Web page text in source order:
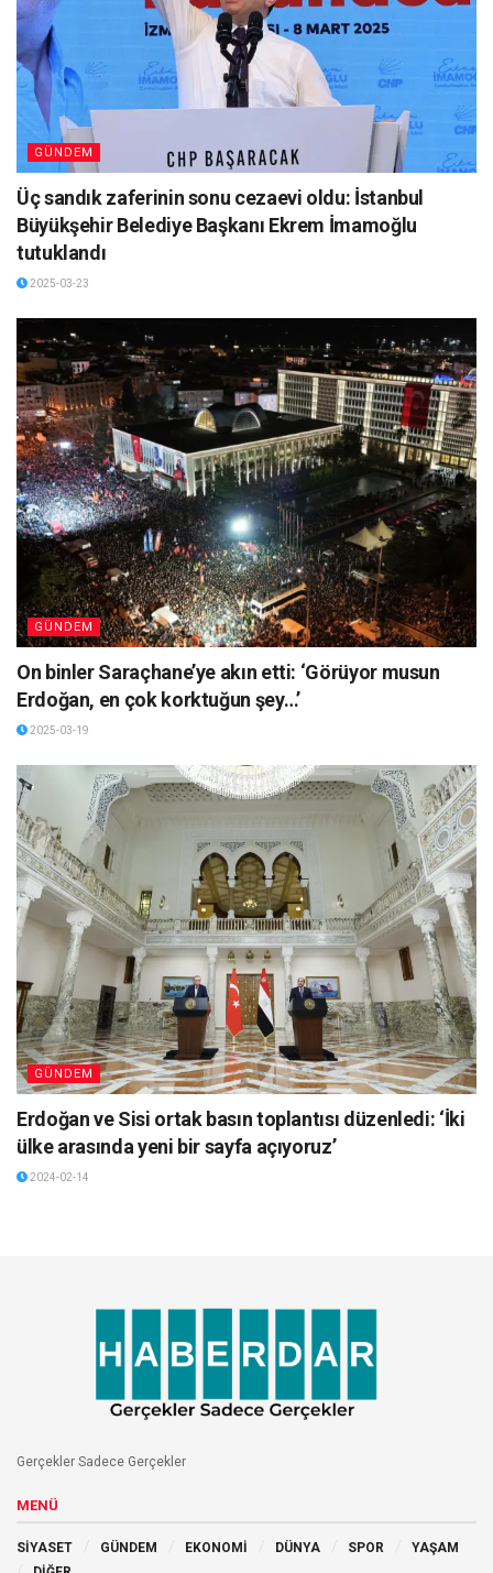
GÜNDEM
Üç sandık zaferinin sonu cezaevi oldu: İstanbul
Büyükşehir Belediye Başkanı Ekrem İmamoğlu
tutuklandı
2025-03-23
GÜNDEM
On binler Saraçhane’ye akın etti: ‘Görüyor musun
Erdoğan, en çok korktuğun şey…’
2025-03-19
GÜNDEM
Erdoğan ve Sisi ortak basın toplantısı düzenledi: ‘İki
ülke arasında yeni bir sayfa açıyoruz’
2024-02-14
Gerçekler Sadece Gerçekler
MENÜ
SİYASET GÜNDEM EKONOMİ DÜNYA SPOR
YAŞAM